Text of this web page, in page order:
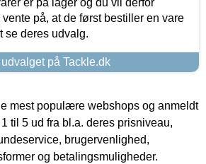
på, at de først bestiller en vare
se deres udvalg.
på Tackle.dk
mest populære webshops og anmeldt
til 5 ud fra bl.a. deres prisniveau,
brugervenlighed,
og betalingsmuligheder.